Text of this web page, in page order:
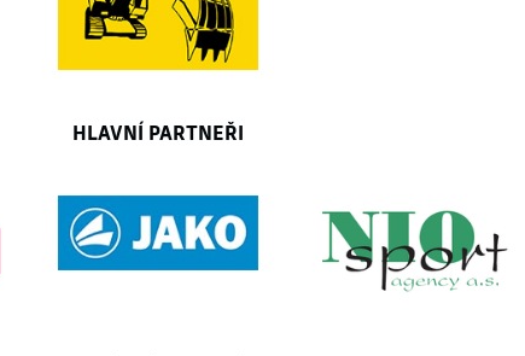
HLAVNÍ PARTNEŘI